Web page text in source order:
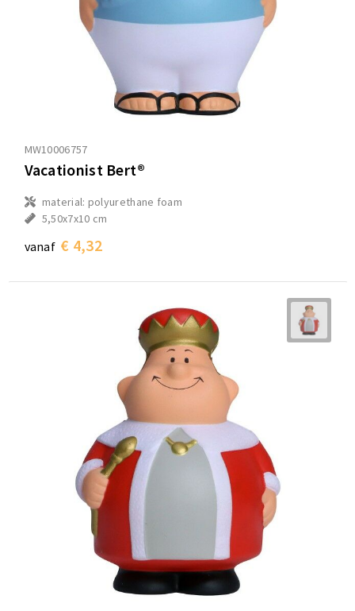
MW10006757
Vacationist Bert®
material: polyurethane foam
5,50x7x10 cm
vanaf € 4,32